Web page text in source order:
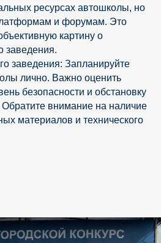
ресурсах автошколы, но
и форумам. Это
картину о
заведения.
заведения: Запланируйте
лично. Важно оценить
безопасности и обстановку
Обратите внимание на наличие
материалов и технического